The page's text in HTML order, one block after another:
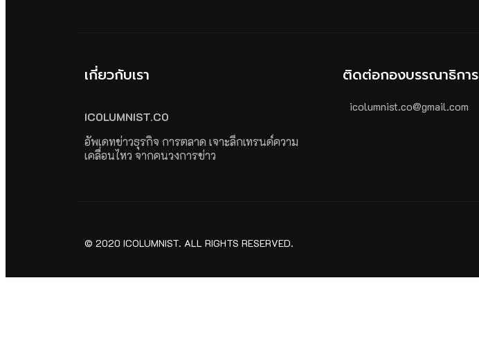
เกี่ยวกับเรา
ICOLUMNIST.CO
อัพเดทข่าวธุรกิจ การตลาด เจาะลึกเทรนด์ความ
เคลื่อนไหว จากคนวงการข่าว
ติดต่อกองบรรณาธิกา
icolumnist.co@gmail.com
© 2020 ICOLUMNIST. ALL RIGHTS RESERVED.